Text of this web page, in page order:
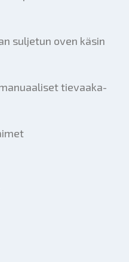
suljetun oven käsin
tievaaka-